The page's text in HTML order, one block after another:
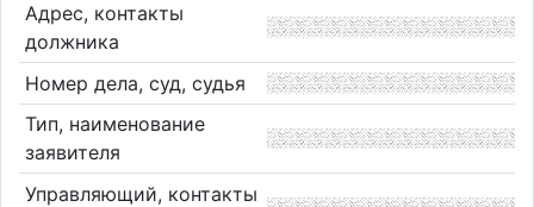
Адрес, контакты
должника
Номер дела, суд, судья
Тип, наименование
заявителя
Управляющий, контакты